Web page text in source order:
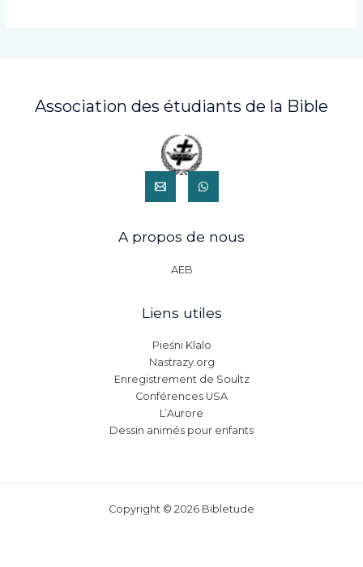
Association des étudiants de la Bible
A propos de nous
AEB
Liens utiles
Pieśni Klalo
Nastrazy.org
Enregistrement de Soultz
Conférences USA
L’Aurore
Dessin animés pour enfants
Copyright © 2026 Bibletude